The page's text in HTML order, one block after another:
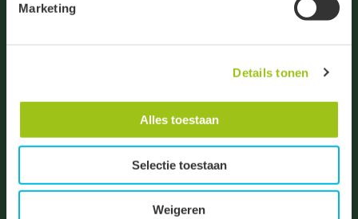
Marketing
Details tonen
Alles toestaan
Selectie toestaan
Weigeren
+31 (0)72 531 8860
bestelling@degroenelinde.nl